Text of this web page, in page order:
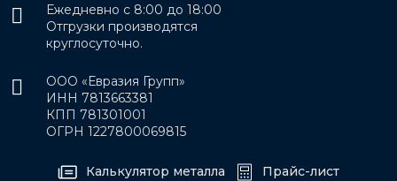
Ежедневно с 8:00 до 18:00
Отгрузки производятся
круглосуточно.
ООО «Евразия Групп»
ИНН 7813663381
КПП 781301001
ОГРН 1227800069815
Калькулятор металла Прайс-лист